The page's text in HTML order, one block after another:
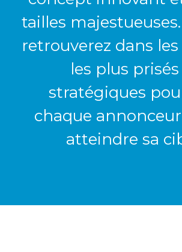
tailles majestueuses.
retrouverez dans
les plus
stratégiques
chaque
atteindre sa